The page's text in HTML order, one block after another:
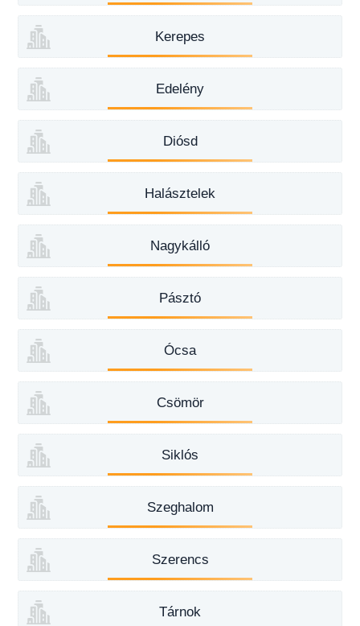
Kerepes
Edelény
Diósd
Halásztelek
Nagykálló
Pásztó
Ócsa
Csömör
Siklós
Szeghalom
Szerencs
Tárnok